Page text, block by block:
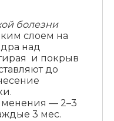
болезни
слоем на
над
и покрыв
до
— 2–3
3 мес.